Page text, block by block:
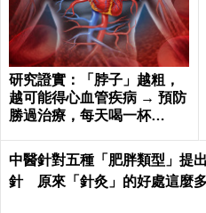
研究證實：「脖子」越粗，
越可能得心血管疾病 → 預防
勝過治療，每天喝一杯
中醫針對五種「肥胖類型」提
針 原來「針灸」的好處這麼